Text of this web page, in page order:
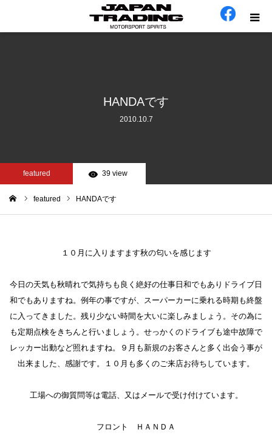
HANDAです
2010.10.7
featured 39 view
featured HANDAです
１０月に入りますます秋の匂いを感じます
今日の天気も秋晴れで気持ちも良く絶好の仕事日和でもありドライブ日
和でもありますね。例年の事ですが、スーパーカーに乗れる時期も終盤
に入ってきました。残り少ない時間を大いに楽しみましょう。その為に
も定期点検をきちんと行いましょう。せっかくのドライブも途中故障で
レッカー出動など照れますね。９月も新規のお客さんと多く出会う事が
出来ました、感謝です。１０月も多くのご来店お待ちしています。
工場への御質問等は電話、又はメールで受け付けています。
フロント ＨＡＮＤＡ